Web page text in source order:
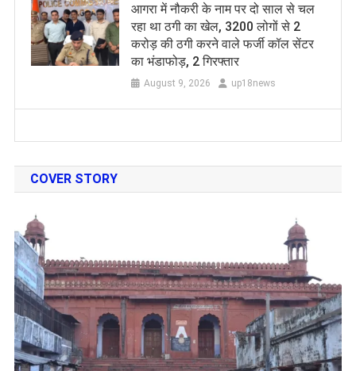
आगरा में नौकरी के नाम पर दो साल से चल
रहा था ठगी का खेल, 3200 लोगों से 2
करोड़ की ठगी करने वाले फर्जी कॉल सेंटर
का भंडाफोड़, 2 गिरफ्तार
August 9, 2026 up18news
COVER STORY